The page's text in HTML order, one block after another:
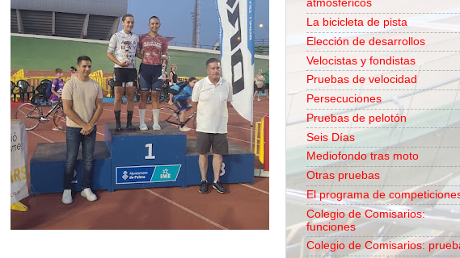
atmosféricos
La bicicleta de pista
Elección de desarrollos
Velocistas y fondistas
Pruebas de velocidad
Persecuciones
Pruebas de pelotón
Seis Días
Mediofondo tras moto
Otras pruebas
El programa de
Colegio de Comisarios:
funciones
Colegio de Comisarios: